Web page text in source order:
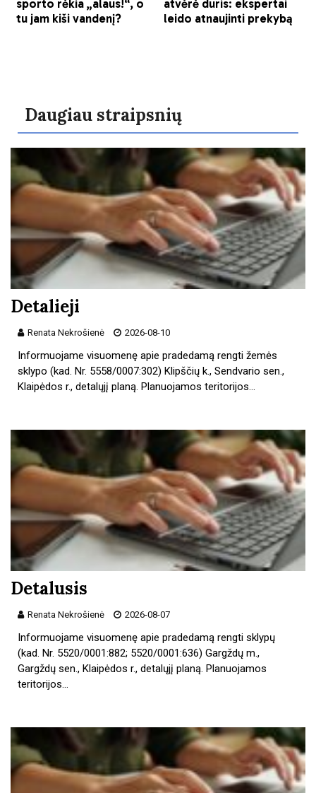
Daugiau straipsnių
Detalieji
Renata Nekrošienė 2026-08-10
Informuojame visuomenę apie pradedamą rengti žemės
sklypo (kad. Nr. 5558/0007:302) Klipščių k., Sendvario sen.,
Klaipėdos r., detalųjį planą. Planuojamos teritorijos…
Detalusis
Renata Nekrošienė 2026-08-07
Informuojame visuomenę apie pradedamą rengti sklypų
(kad. Nr. 5520/0001:882; 5520/0001:636) Gargždų m.,
Gargždų sen., Klaipėdos r., detalųjį planą. Planuojamos
teritorijos…